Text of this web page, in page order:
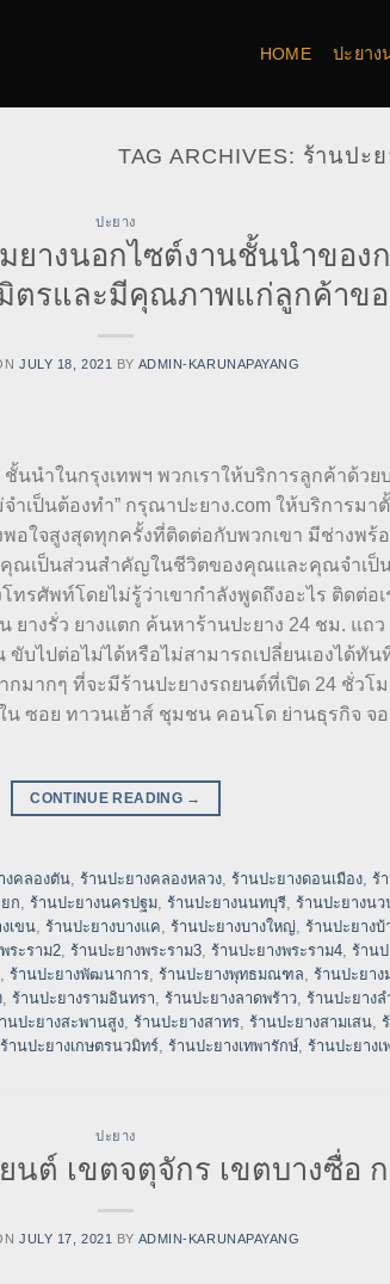
HOME ปะยาง
TAG ARCHIVES: ร้านปะ
ปะยาง
ยางนอกไซต์งานชั้นนำของก
ตรและมีคุณภาพแก่ลูกค้าขอ
JULY 18, 2021 BY ADMIN-KARUNAPAYANG
นนำในกรุงเทพฯ พวกเราให้บริการลูกค้าด้ว
ำเป็นต้องทำ” กรุณาปะยาง.com ให้บริการม
ใจสูงสุดทุกครั้งที่ติดต่อกับพวกเขา มีช่างพร้
คุณเป็นส่วนสำคัญในชีวิตของคุณและคุณจำเป็
ศัพท์โดยไม่รู้ว่าเขากำลังพูดถึงอะไร ติดต่อเ
ยางรั่ว ยางแตก ค้นหาร้านปะยาง 24 ชม. แถ
ขับไปต่อไม่ได้หรือไม่สามารถเปลี่ยนเองได้
ากๆ ที่จะมีร้านปะยางรถยนต์ที่เปิด 24 ชั่วโม
ซอย ทาวนเฮ้าส์ ชุมชน คอนโด ย่านธุรกิจ จ
CONTINUE READING →
งคลองตัน, ร้านปะยางคลองหลวง, ร้านปะยางดอนเมือง, ร้
ก, ร้านปะยางนครปฐม, ร้านปะยางนนทบุรี, ร้านปะยางน
เขน, ร้านปะยางบางแค, ร้านปะยางบางใหญ่, ร้านปะยาง
ระราม2, ร้านปะยางพระราม3, ร้านปะยางพระราม4, ร้าน
, ร้านปะยางพัฒนาการ, ร้านปะยางพุทธมณฑล, ร้านปะยาง
, ร้านปะยางรามอินทรา, ร้านปะยางลาดพร้าว, ร้านปะยางล
นปะยางสะพานสูง, ร้านปะยางสาทร, ร้านปะยางสามเสน,
ร้านปะยางเกษตรนวมิทร์, ร้านปะยางเทพารักษ์, ร้านปะยาง
ปะยาง
นต์ เขตจตุจักร เขตบางซื่อ
JULY 17, 2021 BY ADMIN-KARUNAPAYANG